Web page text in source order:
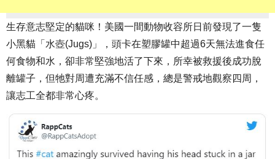
生存意志堅定的貓咪！美國一間動物收容所日前發現了一隻
小黑貓「水壺(Jugs)」，頭卡在塑膠罐中超過6天無法進食任
何食物和水，卻非常堅強地活了下來，所幸被救援後成功脫
離罐子，但牠對周遭充滿不信任感，總是警戒地觀察四周，
讓志工全都非常心疼。